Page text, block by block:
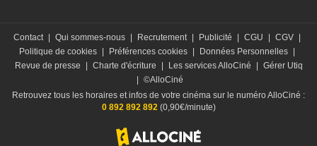
Contact Qui sommes-nous Recrutement Publicité CGU CGV
Politique de cookies
Préférences cookies Données Personnelles
Revue de presse
Charte d'écriture Les services AlloCiné
Gérer Utiq
©AlloCiné
Retrouvez tous les horaires et infos de votre cinéma sur le numéro AlloCiné :
0 892 892 892(0,90€/minute)